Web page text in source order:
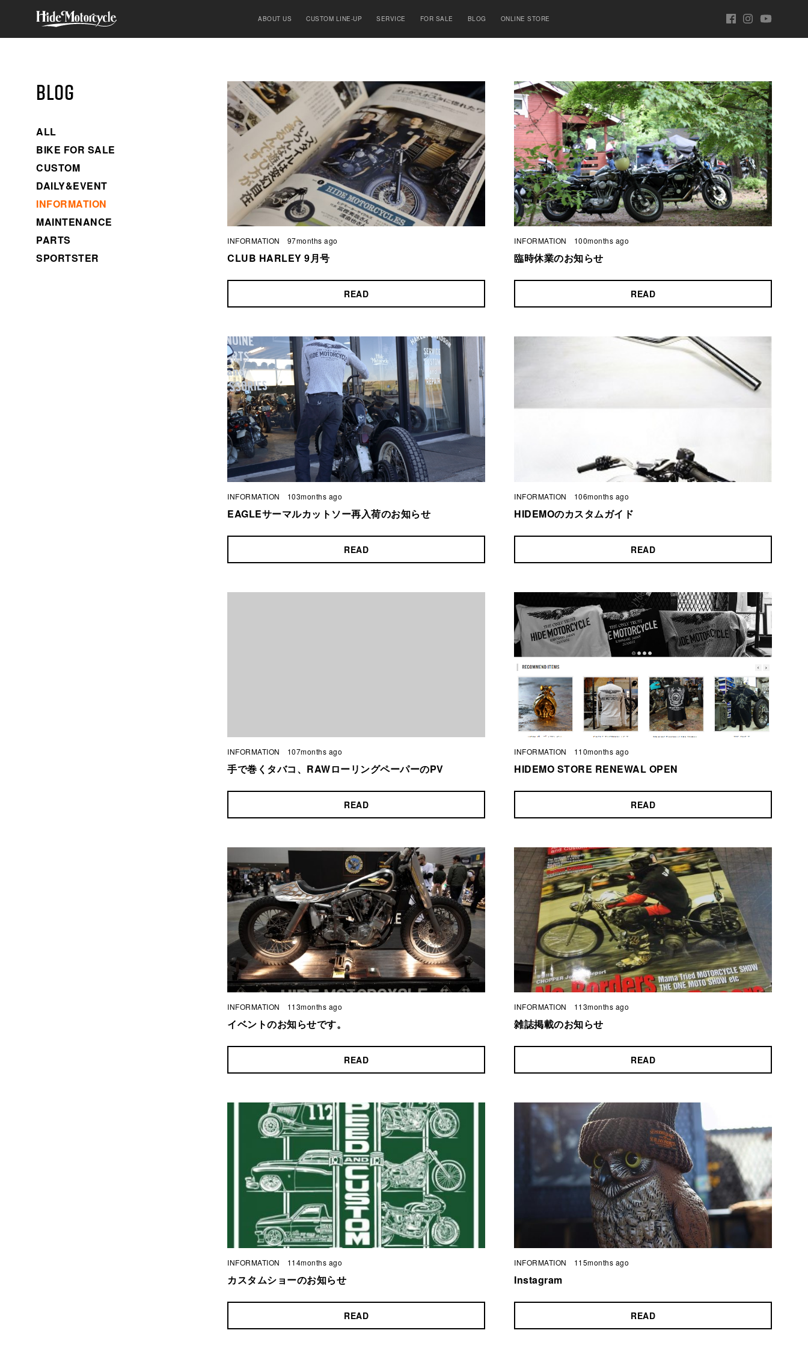
ABOUT US CUSTOM LINE-UP SERVICE FOR SALE BLOG ONLINE STORE
BLOG
ALL
BIKE FOR SALE
CUSTOM
DAILY&EVENT
INFORMATION
MAINTENANCE
PARTS
SPORTSTER
INFORMATION 97months ago
CLUB HARLEY 9月号
READ
INFORMATION 100months ago
臨時休業のお知らせ
READ
INFORMATION 103months ago
EAGLEサーマルカットソー再入荷のお知らせ
READ
INFORMATION 106months ago
HIDEMOのカスタムガイド
READ
INFORMATION 107months ago
手で巻くタバコ、RAWローリングペーパーのPV
READ
INFORMATION 110months ago
HIDEMO STORE RENEWAL OPEN
READ
INFORMATION 113months ago
イベントのお知らせです。
READ
INFORMATION 113months ago
雑誌掲載のお知らせ
READ
INFORMATION 114months ago
カスタムショーのお知らせ
READ
INFORMATION 115months ago
Instagram
READ